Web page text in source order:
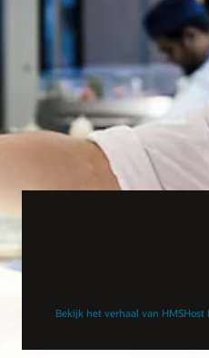
Bekijk het verhaal van